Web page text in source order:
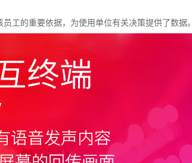
工的重要依据，为使用单位有关决策提供了数据。